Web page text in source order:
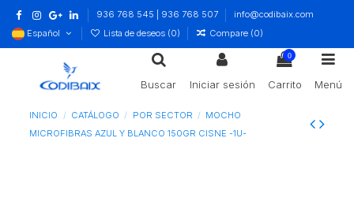
936 768 545 | 936 768 507
info@codibaix.com
Español
Lista de deseos (0) Compare (0)
Buscar Iniciar sesión
0
Carrito Menú
INICIO CATÁLOGO POR SECTOR
MOCHO
MICROFIBRAS AZUL Y BLANCO 150GR CISNE -1U-